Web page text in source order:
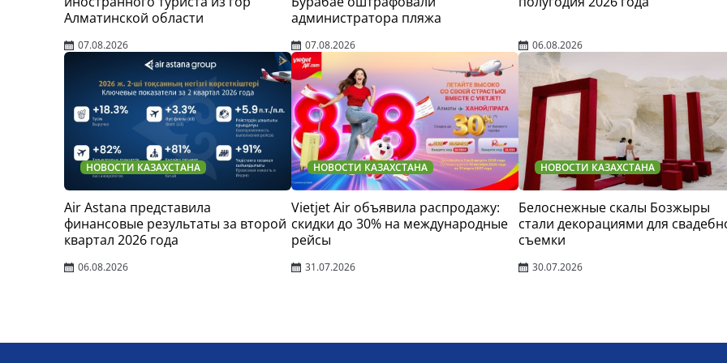
Алматинской области
07.08.2026
администратора пляжа
07.08.2026 06.08.2026
НОВОСТИ КАЗАХСТАНА
Air Astana представила
финансовые результаты за второй
квартал 2026 года
06.08.2026
НОВОСТИ КАЗАХСТАНА
Vietjet Air объявила распродажу:
скидки до 30% на международные
рейсы
31.07.2026
НОВОСТИ КАЗАХСТАНА
Белоснежные скалы Бозжыры
стали декорациями для
съемки
30.07.2026